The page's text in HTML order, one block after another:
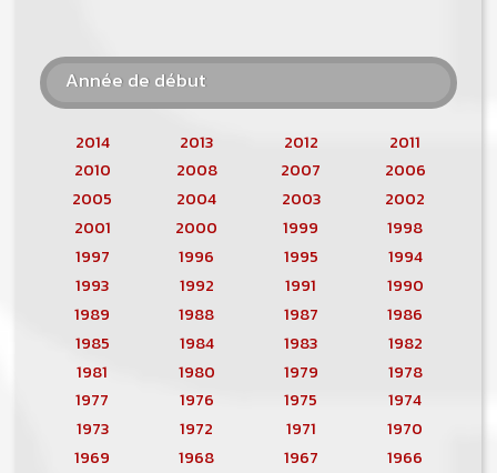
Année de début
2014 2013 2012
2011
2010
2008 2007
2006
2005
2004 2003
2002
2001
2000 1999
1998
1997
1996 1995
1994
1993
1992 1991
1990
1989
1988 1987
1986
1985
1984 1983
1982
1981
1980 1979
1978
1977
1976 1975
1974
1973
1972 1971
1970
1969
1968 1967
1966